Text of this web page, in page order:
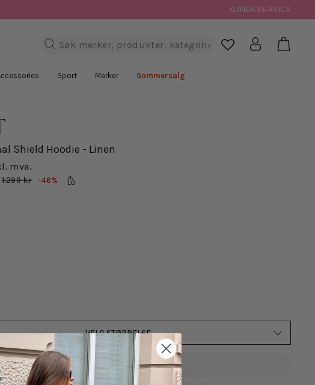
KUNDESERVICE
Søk  Logg inn
Sport Merker Sommersalg
Shield Hoodie - Linen
mva.
1.299 kr -46%
VELG STØRRELSE
UTSOLGT